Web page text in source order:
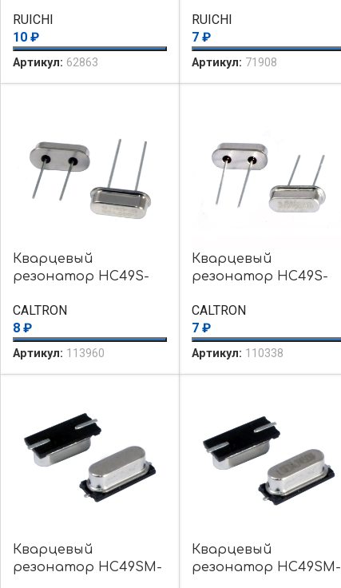
RUICHI
10 ₽
Артикул: 62863
RUICHI
7 ₽
Артикул: 71908
Кварцевый
резонатор HC49S-
CALTRON
8 ₽
Артикул: 113960
Кварцевый
резонатор HC49S-
CALTRON
CALTRON
7 ₽
Артикул: 110338
Кварцевый
резонатор HC49SM-
Кварцевый
резонатор HC49SM-